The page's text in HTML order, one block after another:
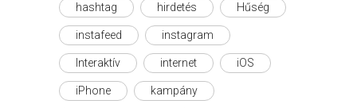
hashtag hirdetés Hűség
instafeed instagram
Interaktív internet iOS
iPhone kampány